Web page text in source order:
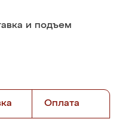
и подъем
Оплата